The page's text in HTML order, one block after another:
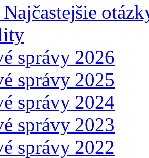
správy 2026
správy 2025
správy 2024
správy 2023
správy 2022